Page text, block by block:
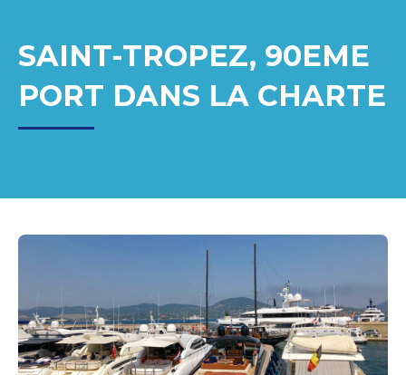
SAINT-TROPEZ, 90EME
PORT DANS LA CHARTE